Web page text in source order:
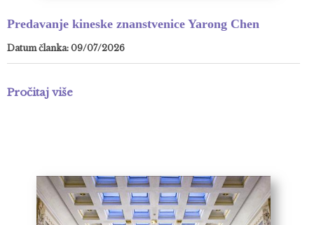
Predavanje kineske znanstvenice Yarong Chen
Datum članka: 09/07/2026
Pročitaj više